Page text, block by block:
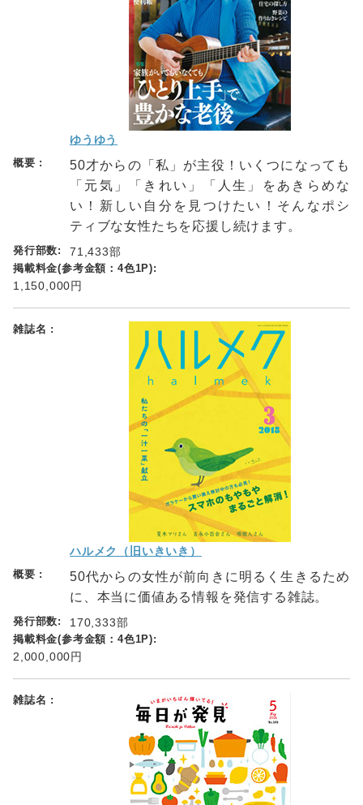
ゆうゆう
50才からの「私」が主役！いくつになっても
「元気」「きれい」「人生」をあきらめな
い！新しい自分を見つけたい！そんなポシ
ティブな女性たちを応援し続けます。
71,433部
1,150,000円
ハルメク（旧いきいき）
50代からの女性が前向きに明るく生きるため
に、本当に価値ある情報を発信する雑誌。
170,333部
2,000,000円